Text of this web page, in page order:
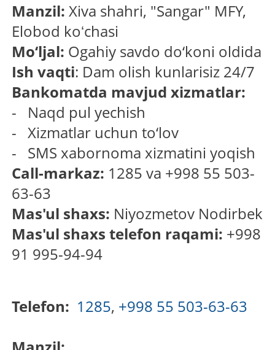
Manzil:Xiva shahri, "Sangar" MFY,
Elobod koʻchasi
Mo‘ljal: Ogahiy savdo do‘koni oldida
Ish vaqti: Dam olish kunlarisiz 24/7
Bankomatda mavjud xizmatlar:
- Naqd pul yechish
- Xizmatlar uchun to‘lov
- SMS xabornoma xizmatini yoqish
Call-markaz: 1285 va +998 55 503-
63-63
Mas'ul shaxs: Niyоzmetov Nodirbek
Mas'ul shaxs telefon raqami: +998
91 995-94-94
Telefon: 1285, +998 55 503-63-63